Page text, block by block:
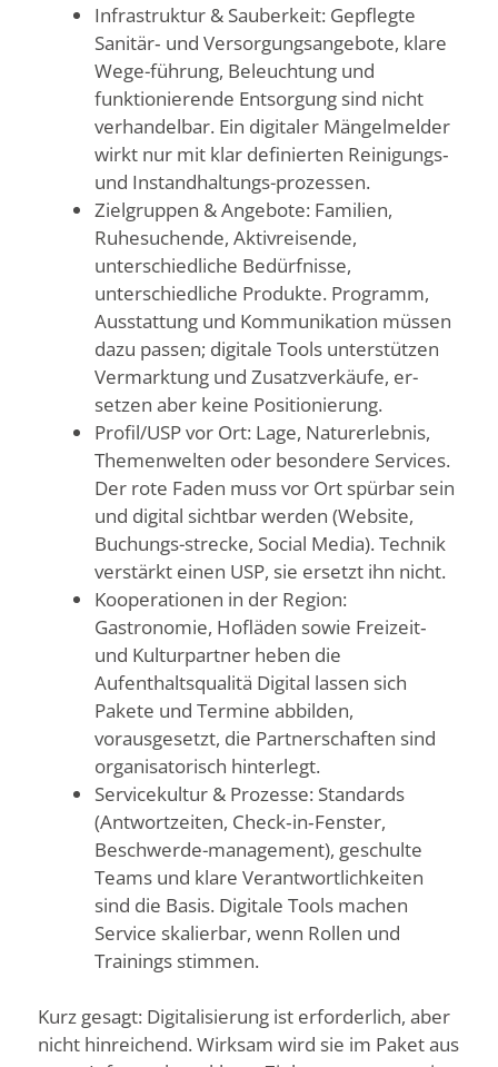
Infrastruktur & Sauberkeit: Gepflegte
Sanitär‑ und Versorgungsangebote, klare
Wege-führung, Beleuchtung und
funktionierende Entsorgung sind nicht
verhandelbar. Ein digitaler Mängelmelder
wirkt nur mit klar definierten Reinigungs‑
und Instandhaltungs-prozessen.
Zielgruppen & Angebote: Familien,
Ruhesuchende, Aktivreisende,
unterschiedliche Bedürfnisse,
unterschiedliche Produkte. Programm,
Ausstattung und Kommunikation müssen
dazu passen; digitale Tools unterstützen
Vermarktung und Zusatzverkäufe, er-
setzen aber keine Positionierung.
Profil/USP vor Ort: Lage, Naturerlebnis,
Themenwelten oder besondere Services.
Der rote Faden muss vor Ort spürbar sein
und digital sichtbar werden (Website,
Buchungs-strecke, Social Media). Technik
verstärkt einen USP, sie ersetzt ihn nicht.
Kooperationen in der Region:
Gastronomie, Hofläden sowie Freizeit‑
und Kulturpartner heben die
Aufenthaltsqualitä Digital lassen sich
Pakete und Termine abbilden,
vorausgesetzt, die Partnerschaften sind
organisatorisch hinterlegt.
Servicekultur & Prozesse: Standards
(Antwortzeiten, Check‑in‑Fenster,
Beschwerde-management), geschulte
Teams und klare Verantwortlichkeiten
sind die Basis. Digitale Tools machen
Service skalierbar, wenn Rollen und
Trainings stimmen.
Kurz gesagt: Digitalisierung ist erforderlich, aber
nicht hinreichend. Wirksam wird sie im Paket aus